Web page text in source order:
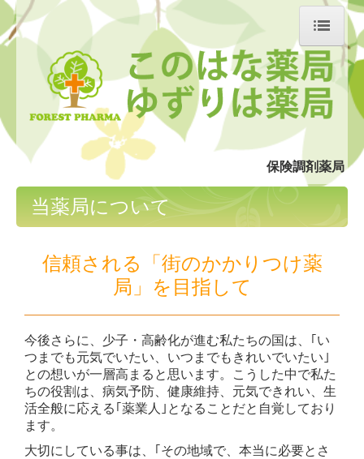
ホーム
当薬局について
会社概要
このはな薬局
ゆずりは薬局
採用情報
掲示事項
保険調剤薬局
当薬局について
信頼される「街のかかりつけ薬
局」を目指して
今後さらに、少子・高齢化が進む私たちの国は、｢い
つまでも元気でいたい、いつまでもきれいでいたい｣
との想いが一層高まると思います。こうした中で私た
ちの役割は、病気予防、健康維持、元気できれい、生
活全般に応える｢薬業人｣となることだと自覚しており
ます。
大切にしている事は、｢その地域で、本当に必要とさ